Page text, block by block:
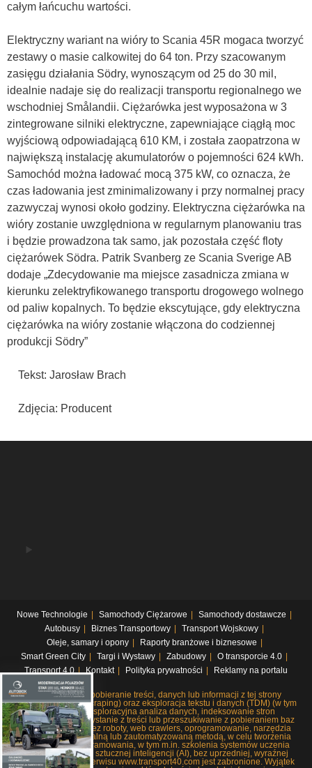
całym łańcuchu wartości.
Elektryczny wariant na wióry to Scania 45R mogaca tworzyć
zestawy o masie calkowitej do 64 ton. Przy szacowanym
zasięgu działania Södry, wynoszącym od 25 do 30 mil,
idealnie nadaje się do realizacji transportu regionalnego we
wschodniej Smålandii. Ciężarówka jest wyposażona w 3
zintegrowane silniki elektryczne, zapewniające ciągłą moc
wyjściową odpowiadającą 610 KM, i została zaopatrzona w
największą instalację akumulatorów o pojemności 624 kWh.
Samochód można ładować mocą 375 kW, co oznacza, że
czas ładowania jest zminimalizowany i przy normalnej pracy
zazwyczaj wynosi około godziny. Elektryczna ciężarówka na
wióry zostanie uwzględniona w regularnym planowaniu tras
i będzie prowadzona tak samo, jak pozostała część floty
ciężarówek Södra. Patrik Svanberg ze Scania Sverige AB
dodaje „Zdecydowanie ma miejsce zasadnicza zmiana w
kierunku zelektryfikowanego transportu drogowego wolnego
od paliw kopalnych. To będzie ekscytujące, gdy elektryczna
ciężarówka na wióry zostanie włączona do codziennej
produkcji Södry”
Tekst: Jarosław Brach
Zdjęcia: Producent
Nowe Technologie Samochody Ciężarowe
Samochody dostawcze
Autobusy
Biznes Transportowy
Transport Wojskowy
Oleje, samary i opony
Raporty branżowe i biznesowe
Smart Green City
Targi i Wystawy Zabudowy
O transporcie 4.0
Transport 4.0
Kontakt Polityka prywatności Reklamy na portalu
Systematyczne pobieranie treści, danych lub informacji z tej strony
internetowej (web scraping) oraz eksploracja tekstu i danych (TDM) (w tym
pobieranie i eksploracyjna analiza danych, indeksowanie stron
internetowych, korzystanie z treści lub przeszukiwanie z pobieraniem baz
danych), czy to przez roboty, web crawlers, oprogramowanie, narzędzia
lub dowolną manualną lub zautomatyzowaną metodą, w celu tworzenia
lub rozwoju oprogramowania, w tym m.in. szkolenia systemów uczenia
maszynowego lub sztucznej inteligencji (AI), bez uprzedniej, wyraźnej
zgody wydawców serwisu www.transport40.com jest zabronione. Wyjątek